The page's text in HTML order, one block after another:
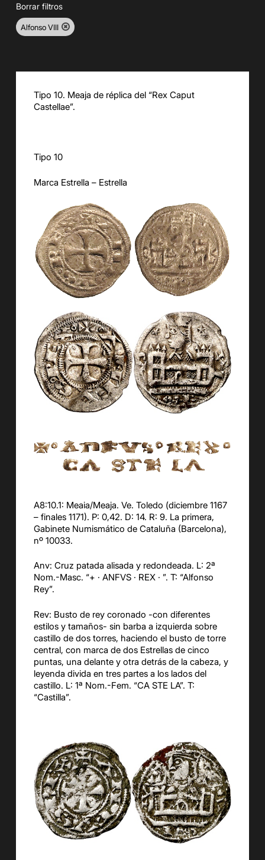
Borrar filtros
Alfonso VIII
Tipo 10. Meaja de réplica del “Rex Caput
Castellae”.
Tipo 10
Marca Estrella – Estrella
A8:10.1: Meaia/Meaja. Ve. Toledo (diciembre 1167
– finales 1171). P: 0,42. D: 14. R: 9. La primera,
Gabinete Numismático de Cataluña (Barcelona),
nº 10033.
Anv: Cruz patada alisada y redondeada. L: 2ª
Nom.-Masc. “+ · ANFVS · REX · ”. T: “Alfonso
Rey”.
Rev: Busto de rey coronado -con diferentes
estilos y tamaños- sin barba a izquierda sobre
castillo de dos torres, haciendo el busto de torre
central, con marca de dos Estrellas de cinco
puntas, una delante y otra detrás de la cabeza, y
leyenda divida en tres partes a los lados del
castillo. L: 1ª Nom.-Fem. “CA STE LA”. T:
“Castilla”.